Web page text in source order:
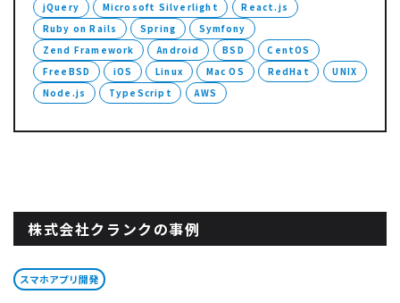
jQuery
Microsoft Silverlight
React.js
Ruby on Rails
Spring
Symfony
Zend Framework
Android BSD
CentOS
FreeBSD
iOS Linux Mac OS RedHat
UNIX
Node.js
TypeScript AWS
株式会社クランクの事例
スマホアプリ開発